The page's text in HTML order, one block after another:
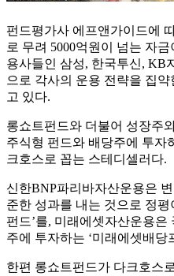
펀드평가사 에프앤가이드에
로 무려 5000억원이 넘는 자
용사들인 삼성, 한국투신, KB
으로 각사의 운용 전략을 집
고 있다.
롱쇼트펀드와 더불어 성장주
주식형 펀드와 배당주에 투자
크호스로 꼽는 스테디셀러다.
신한BNP파리바자산운용은
준한 성과를 내는 것으로 정
펀드’를, 미래에셋자산운용
주에 투자하는 ‘미래에셋배당
한편 롱쇼트펀드가 다크호스